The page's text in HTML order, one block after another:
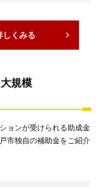
しくみる
規模
ョンが受けられる助成金
市独自の補助金をご紹介